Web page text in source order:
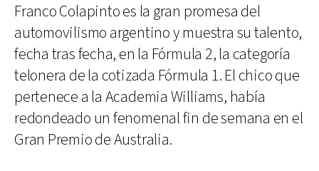
Franco Colapinto es la gran promesa del
automovilismo argentino y muestra su talento,
fecha tras fecha, en la Fórmula 2, la categoría
telonera de la cotizada Fórmula 1. El chico que
pertenece a la Academia Williams, había
redondeado un fenomenal fin de semana en el
Gran Premio de Australia.